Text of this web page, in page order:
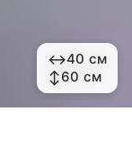
↔40 см
↕60 см
↔40 см
↕60 см